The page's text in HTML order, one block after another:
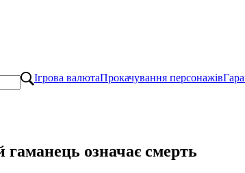
Ігрова валютаПрокачування персонажів
гаманець означає смерть